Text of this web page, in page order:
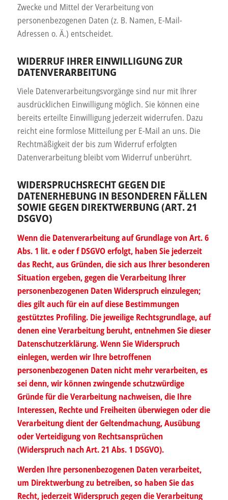
Zwecke und Mittel der Verarbeitung von
personenbezogenen Daten (z. B. Namen, E-Mail-
Adressen o. Ä.) entscheidet.
WIDERRUF IHRER EINWILLIGUNG ZUR
DATENVERARBEITUNG
Viele Datenverarbeitungsvorgänge sind nur mit Ihrer
ausdrücklichen Einwilligung möglich. Sie können eine
bereits erteilte Einwilligung jederzeit widerrufen. Dazu
reicht eine formlose Mitteilung per E-Mail an uns. Die
Rechtmäßigkeit der bis zum Widerruf erfolgten
Datenverarbeitung bleibt vom Widerruf unberührt.
WIDERSPRUCHSRECHT GEGEN DIE
DATENERHEBUNG IN BESONDEREN FÄLLEN
SOWIE GEGEN DIREKTWERBUNG (ART. 21
DSGVO)
Wenn die Datenverarbeitung auf Grundlage von Art. 6
Abs. 1 lit. e oder f DSGVO erfolgt, haben Sie jederzeit
das Recht, aus Gründen, die sich aus Ihrer besonderen
Situation ergeben, gegen die Verarbeitung Ihrer
personenbezogenen Daten Widerspruch einzulegen;
dies gilt auch für ein auf diese Bestimmungen
gestütztes Profiling. Die jeweilige Rechtsgrundlage, auf
denen eine Verarbeitung beruht, entnehmen Sie dieser
Datenschutzerklärung. Wenn Sie Widerspruch
einlegen, werden wir Ihre betroffenen
personenbezogenen Daten nicht mehr verarbeiten, es
sei denn, wir können zwingende schutzwürdige
Gründe für die Verarbeitung nachweisen, die Ihre
Interessen, Rechte und Freiheiten überwiegen oder die
Verarbeitung dient der Geltendmachung, Ausübung
oder Verteidigung von Rechtsansprüchen
(Widerspruch nach Art. 21 Abs. 1 DSGVO).
Werden Ihre personenbezogenen Daten verarbeitet,
um Direktwerbung zu betreiben, so haben Sie das
Recht, jederzeit Widerspruch gegen die Verarbeitung